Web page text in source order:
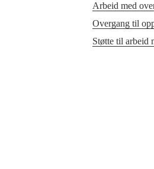
Arbeid med
Overgang til
Støtte til arbeid